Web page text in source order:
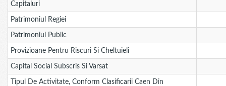
Capitaluri
Patrimoniul Regiei
Patrimoniul Public
Provizioane Pentru Riscuri Si Cheltuieli
Capital Social Subscris Si Varsat
Tipul De Activitate, Conform Clasificarii Caen Din